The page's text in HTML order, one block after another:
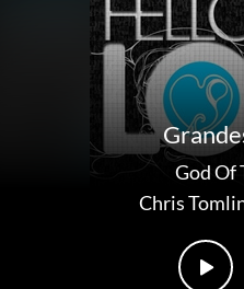
God Of
Chris